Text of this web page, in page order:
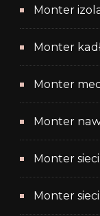
Monter
Monter
Monter
Monter
Monter sieci
Monter